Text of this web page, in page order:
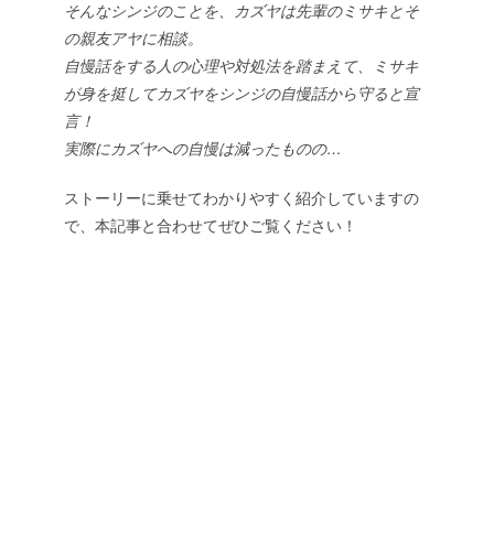
そんなシンジのことを、カズヤは先輩のミサキとそ
の親友アヤに相談。
自慢話をする人の心理や対処法を踏まえて、ミサキ
が身を挺してカズヤをシンジの自慢話から守ると宣
言！
実際にカズヤへの自慢は減ったものの…
ストーリーに乗せてわかりやすく紹介していますの
で、本記事と合わせてぜひご覧ください！